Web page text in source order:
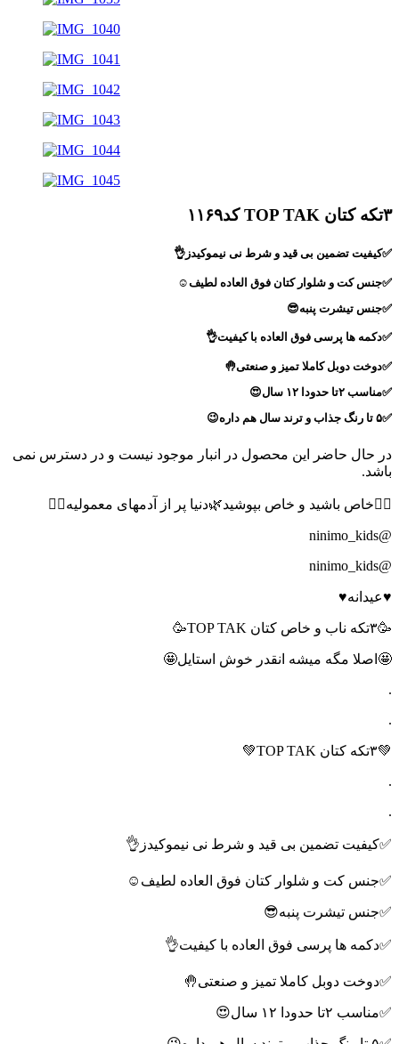
۳تکه کتان TOP TAK کد۱۱۶۹
✅کیفیت تضمین بی قید و شرط نی نیموکیدز👌
✅جنس کت و شلوار کتان فوق العاده لطیف☺️
✅جنس تیشرت پنبه😎
✅دکمه ها پرسی فوق العاده با کیفیت👌
✅دوخت دوبل کاملا تمیز و صنعتی🤚
✅مناسب ۲تا حدودا ۱۲ سال😍
✅۵ تا رنگ جذاب و ترند سال هم داره😉
در حال حاضر این محصول در انبار موجود نیست و در دسترس نمی
باشد.
🙋‍♀️خاص باشید و خاص بپوشید🌿دنیا پر از آدمهای معمولیه🙋‍♀️
@ninimo_kids
@ninimo_kids
♥️عیدانه♥️
🥳۳تکه ناب و خاص کتان TOP TAK🥳
🤩اصلا مگه میشه انقدر خوش استایل🤩
.
.
💚۳تکه کتان TOP TAK💚
.
.
✅کیفیت تضمین بی قید و شرط نی نیموکیدز👌
✅جنس کت و شلوار کتان فوق العاده لطیف☺️
✅جنس تیشرت پنبه😎
✅دکمه ها پرسی فوق العاده با کیفیت👌
✅دوخت دوبل کاملا تمیز و صنعتی🤚
✅مناسب ۲تا حدودا ۱۲ سال😍